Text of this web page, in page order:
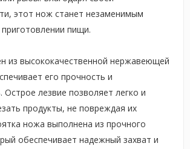
этот нож станет незаменимым
пищи.
из высококачественной нержавеющей
его прочность и
Острое лезвие позволяет легко и
продукты, не повреждая их
ножа выполнена из прочного
обеспечивает надежный захват и